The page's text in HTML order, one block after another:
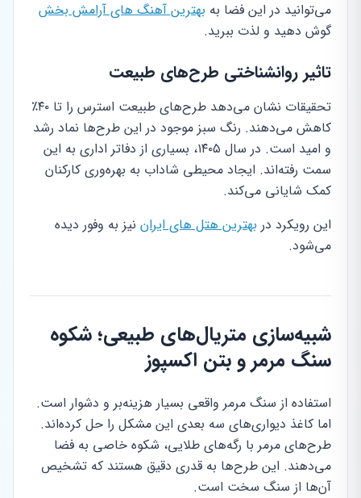
می‌توانید در این فضا به بهترین آهنگ های آرامش بخش
گوش دهید و لذت ببرید.
تاثیر روانشناختی طرح‌های طبیعت
تحقیقات نشان می‌دهد طرح‌های طبیعت استرس را تا ۴۰٪
کاهش می‌دهند. رنگ سبز موجود در این طرح‌ها نماد رشد
و امید است. در سال ۱۴۰۵، بسیاری از دفاتر اداری به این
سمت رفته‌اند. ایجاد محیطی شاداب به بهره‌وری کارکنان
کمک شایانی می‌کند.
این رویکرد در بهترین هتل های ایران نیز به وفور دیده
می‌شود.
شبیه‌سازی متریال‌های طبیعی؛ شکوه
سنگ مرمر و بتن اکسپوز
استفاده از سنگ مرمر واقعی بسیار هزینه‌بر و دشوار است.
اما کاغذ دیواری‌های سه بعدی این مشکل را حل کرده‌اند.
طرح‌های مرمر با رگه‌های طلایی، شکوه خاصی به فضا
می‌دهند. این طرح‌ها به قدری دقیق هستند که تشخیص
آن‌ها از سنگ سخت است.